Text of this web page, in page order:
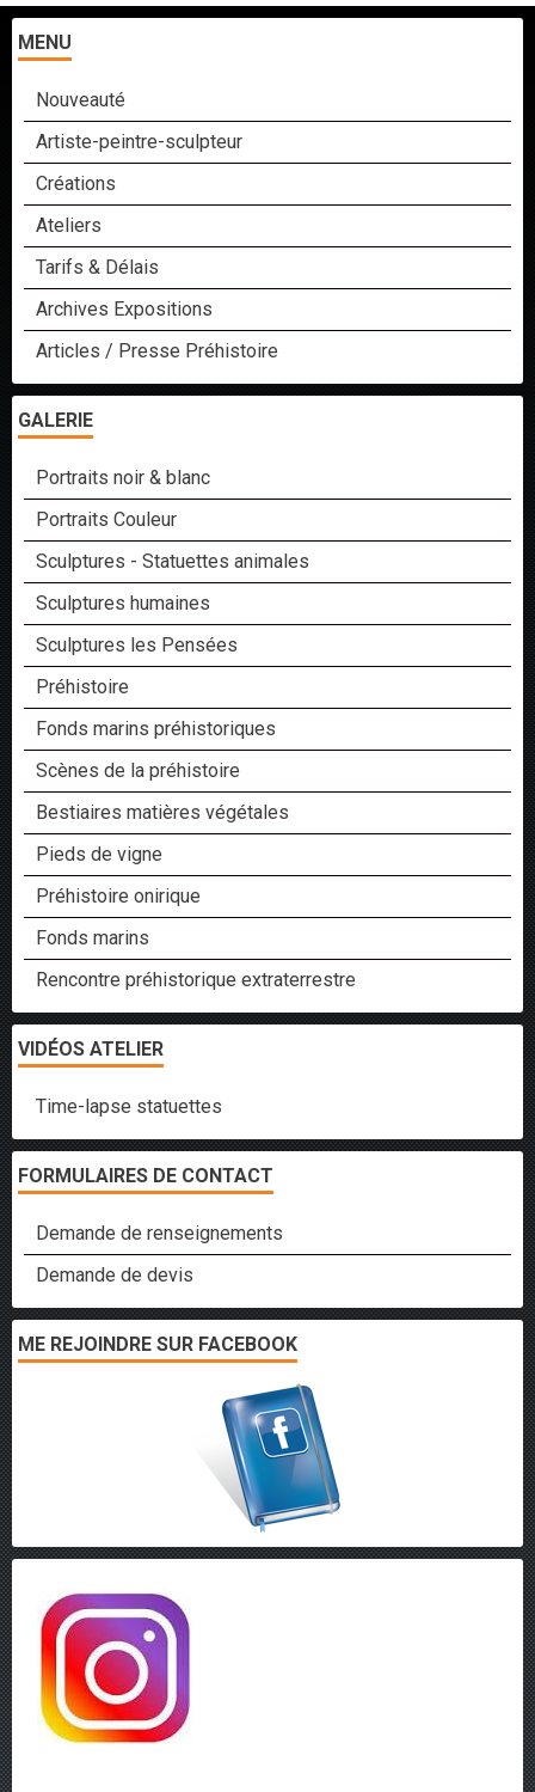
MENU
Nouveauté
Artiste-peintre-sculpteur
Créations
Ateliers
Tarifs & Délais
Archives Expositions
Articles / Presse Préhistoire
GALERIE
Portraits noir & blanc
Portraits Couleur
Sculptures - Statuettes animales
Sculptures humaines
Sculptures les Pensées
Préhistoire
Fonds marins préhistoriques
Scènes de la préhistoire
Bestiaires matières végétales
Pieds de vigne
Préhistoire onirique
Fonds marins
Rencontre préhistorique extraterrestre
VIDÉOS ATELIER
Time-lapse statuettes
FORMULAIRES DE CONTACT
Demande de renseignements
Demande de devis
ME REJOINDRE SUR FACEBOOK